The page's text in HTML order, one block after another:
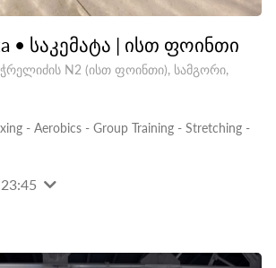
• საკემატა | ისთ ფოინთი
N2 (ისთ ფოინთი), სამგორი,
- Aerobics - Group Training - Stretching -